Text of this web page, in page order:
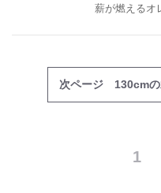
薪が燃えるオ
次ページ 130cmの
1